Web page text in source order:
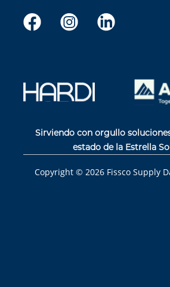
Sirviendo con orgullo
estado de la Estrella
Copyright © 2026 Fissco Supply